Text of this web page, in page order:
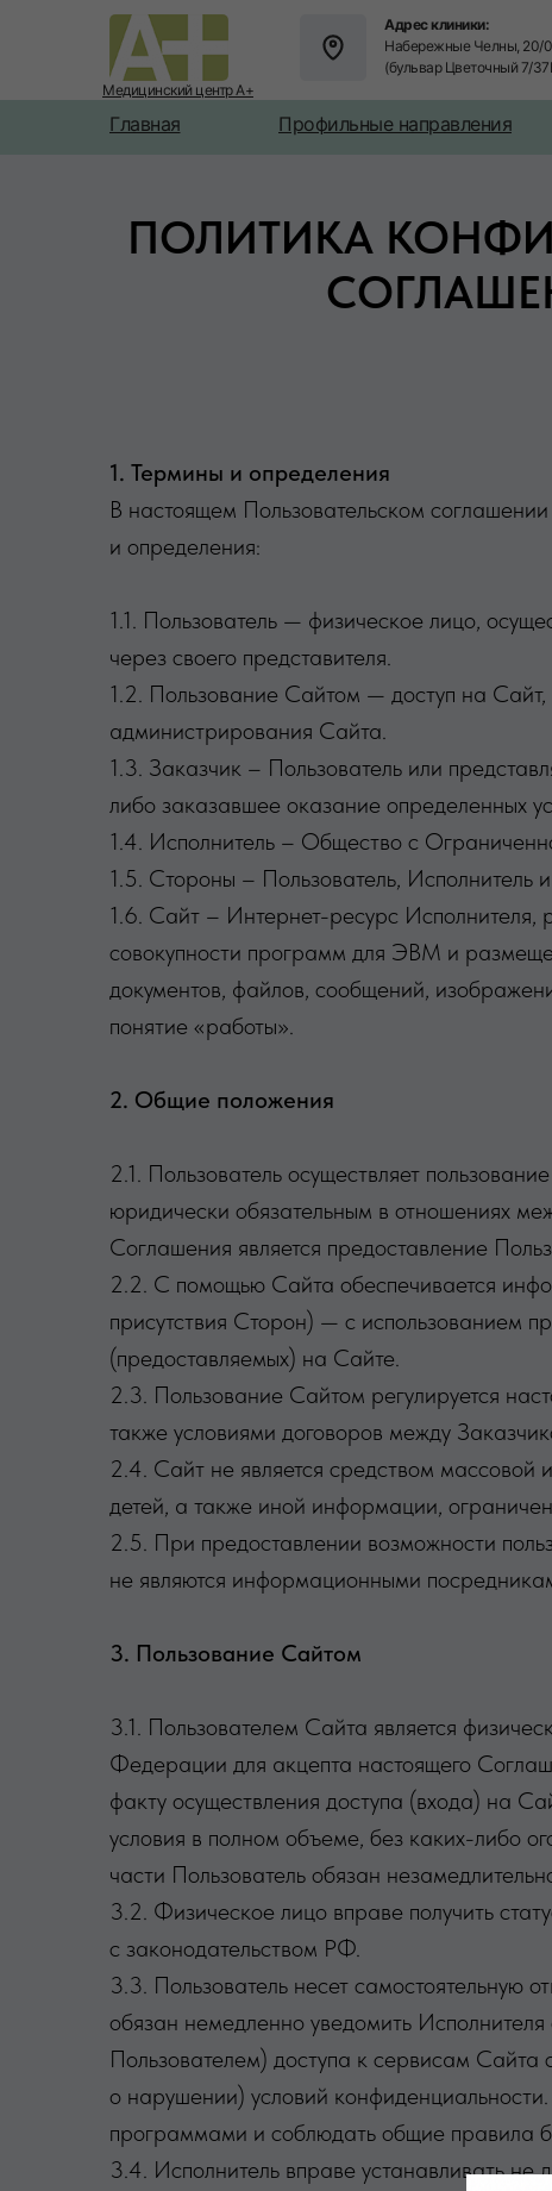
Адрес клиники:
Набережные Челны, 20/
(бульвар Цветочный 7/
Профильные направления
Главная
Медицинский центр А+
ПОЛИТИКА
1. Термины и определения
В настоящем Пользовательском
и определения:
1.1. Пользователь — физическое лицо,
через своего представителя.
1.2. Пользование Сайтом — доступ на
администрирования Сайта.
1.3. Заказчик – Пользователь или
либо заказавшее оказание определенных
1.4. Исполнитель – Общество с
1.5. Стороны – Пользователь, Исполнитель
1.6. Сайт – Интернет-ресурс Исполнителя,
совокупности программ для ЭВМ и
документов, файлов, сообщений,
понятие «работы».
2. Общие положения
2.1. Пользователь осуществляет
юридически обязательным в отношениях
Соглашения является предоставление
2.2. С помощью Сайта обеспечивается
присутствия Сторон) — с использованием
(предоставляемых) на Сайте.
2.3. Пользование Сайтом регулируется
также условиями договоров между
2.4. Сайт не является средством
детей, а также иной информации,
2.5. При предоставлении возможности
не являются информационными
3. Пользование Сайтом
3.1. Пользователем Сайта является
Федерации для акцепта настоящего
факту осуществления доступа (входа) на
условия в полном объеме, без каких-либо
части Пользователь обязан
3.2. Физическое лицо вправе получить
с законодательством РФ.
3.3. Пользователь несет самостоятельную
обязан немедленно уведомить
Пользователем) доступа к сервисам
о нарушении) условий
программами и соблюдать общие правила
3.4. Исполнитель вправе устанавливать